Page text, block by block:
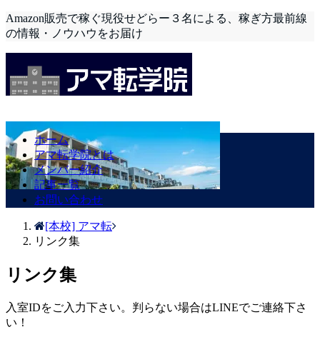
Amazon販売で稼ぐ現役せどらー３名による、稼ぎ方最前線
の情報・ノウハウをお届け
ホーム
アマ転学院とは
メンバー紹介
記事一覧
お問い合わせ
[本校] アマ転
リンク集
リンク集
入室IDをご入力下さい。判らない場合はLINEでご連絡下さ
い！